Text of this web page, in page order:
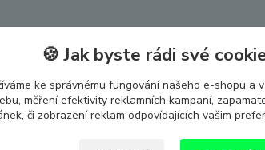
🍪 Jak byste rádi své
ke správnému fungování našeho e-shopu a
měření efektivity reklamních kampaní,
či zobrazení reklam odpovídajících vašim